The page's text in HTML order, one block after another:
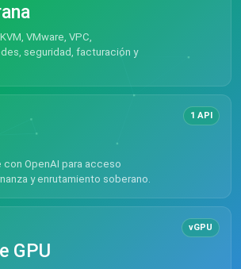
VMware, VPC,
seguridad, facturación y
OpenAI para acceso
y enrutamiento soberano.
1 API
GPU
vGPU